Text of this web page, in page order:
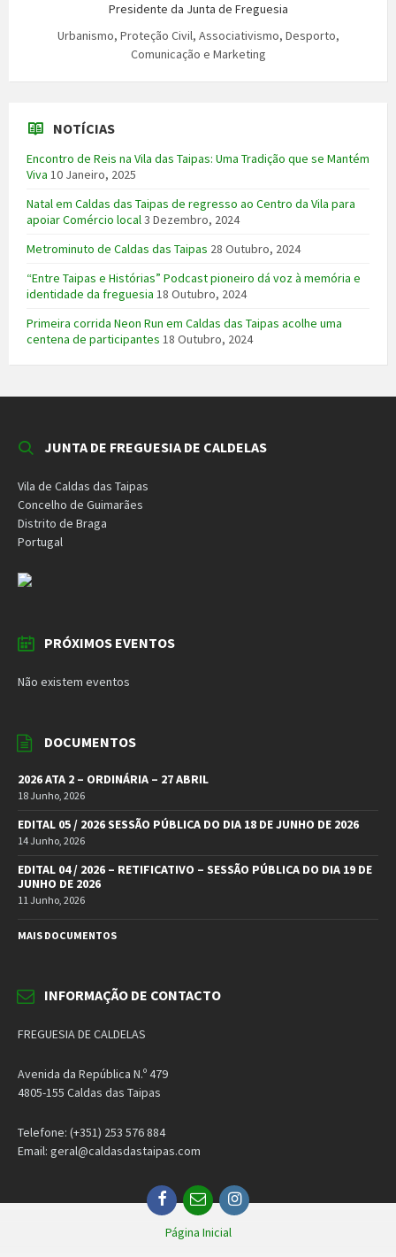
Presidente da Junta de Freguesia
Urbanismo, Proteção Civil, Associativismo, Desporto,
Comunicação e Marketing
NOTÍCIAS
Encontro de Reis na Vila das Taipas: Uma Tradição que se Mantém
Viva 10 Janeiro, 2025
Natal em Caldas das Taipas de regresso ao Centro da Vila para
apoiar Comércio local3 Dezembro, 2024
Metrominuto de Caldas das Taipas 28 Outubro, 2024
“Entre Taipas e Histórias” Podcast pioneiro dá voz à memória e
identidade da freguesia 18 Outubro, 2024
Primeira corrida Neon Run em Caldas das Taipas acolhe uma
centena de participantes 18 Outubro, 2024
JUNTA DE FREGUESIA DE CALDELAS
Vila de Caldas das Taipas
Concelho de Guimarães
Distrito de Braga
Portugal
PRÓXIMOS EVENTOS
Não existem eventos
DOCUMENTOS
2026 ATA 2 – ORDINÁRIA – 27 ABRIL
18 Junho, 2026
EDITAL 05 / 2026 SESSÃO PÚBLICA DO DIA 18 DE JUNHO DE 2026
14 Junho, 2026
EDITAL 04 / 2026 – RETIFICATIVO – SESSÃO PÚBLICA DO DIA 19 DE
JUNHO DE 2026
11 Junho, 2026
MAIS DOCUMENTOS
INFORMAÇÃO DE CONTACTO
FREGUESIA DE CALDELAS
Avenida da República N.º 479
4805-155 Caldas das Taipas
Telefone: (+351) 253 576 884
Email: geral@caldasdastaipas.com
Facebook
EmailInstagram
Página Inicial